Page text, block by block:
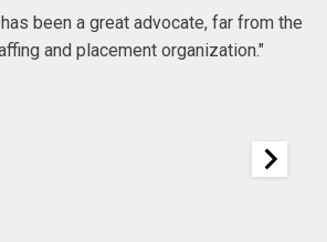
been a great advocate, far from the
and placement organization."